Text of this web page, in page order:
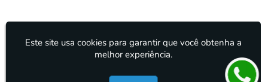
Este site usa cookies para garantir que você obtenha a
melhor experiência.